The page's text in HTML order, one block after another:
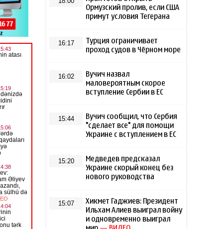
Ормузский пролив, если США
примут условия Тегерана
16:17
Турция ограничивает
проход судов в Чёрном море
16:02
Вучич назвал
маловероятным скорое
вступление Сербии в ЕС
15:44
Вучич сообщил, что Сербия
"сделает все" для помощи
Украине с вступлением в ЕС
15:20
Медведев предсказал
Украине скорый конец без
нового руководства
15:07
Хикмет Гаджиев: Президент
Ильхам Алиев выиграл войну
и одновременно выиграл